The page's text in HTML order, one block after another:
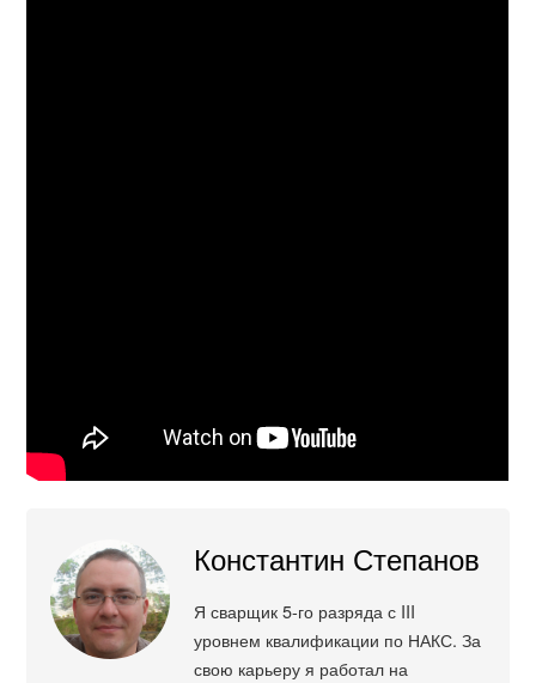
Константин Степанов
Я сварщик 5-го разряда с III
уровнем квалификации по НАКС. За
свою карьеру я работал на